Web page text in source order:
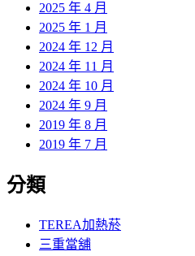
2025 年 4 月
2025 年 1 月
2024 年 12 月
2024 年 11 月
2024 年 10 月
2024 年 9 月
2019 年 8 月
2019 年 7 月
分類
TEREA加熱菸
三重當舖